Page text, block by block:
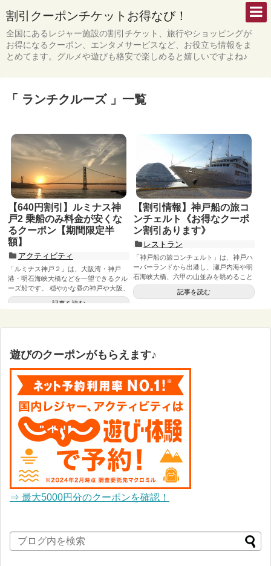
割引クーポンチケットお得なび！
全国にあるレジャー施設の割引チケット、旅行やショッピングが
お得になるクーポン、エンタメサービスなど、お役立ち情報をま
とめてます。グルメや遊びも格安で楽しめると嬉しいですよね♪
「 ランチクルーズ 」一覧
【640円割引】ルミナス神
戸2 乗船のみ料金が安くな
るクーポン【期間限定半
額】
アクティビティ
「ルミナス神戸２」は、大阪湾・神戸
港・明石海峡大橋などを一望できるクル
ーズ船です。 穏やかな昼の神戸や大阪、
明石海峡大橋の夕景を船から見る...
記事を読む
【割引情報】神戸船の旅コ
ンチェルト《お得なクーポ
ン割引あります》
レストラン
「神戸船の旅コンチェルト」は、神戸ハ
ーバーランドから出港し、瀬戸内海や明
石海峡大橋、六甲の山並みを眺めること
ができるクルーズ船です。 ...
記事を読む
遊びのクーポンがもらえます♪
⇒ 最大5000円分のクーポンを確認！